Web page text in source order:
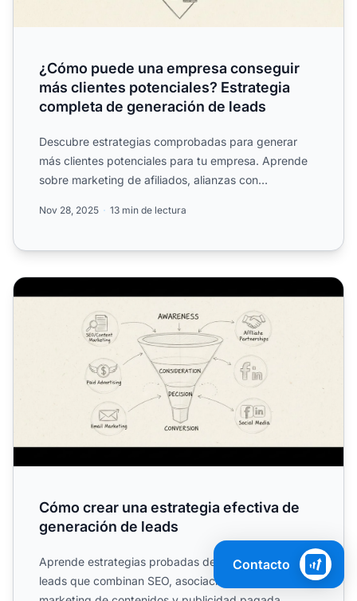
¿Cómo puede una empresa conseguir
más clientes potenciales? Estrategia
completa de generación de leads
Descubre estrategias comprobadas para generar
más clientes potenciales para tu empresa. Aprende
sobre marketing de afiliados, alianzas con
Nov 28, 2025 13 min de lectura
Cómo crear una estrategia efectiva de generación de
Cómo crear una estrategia efectiva de
generación de leads
Aprende estrategias probadas de generación de
leads que combinan SEO, asociaciones de afiliados,
Contacto